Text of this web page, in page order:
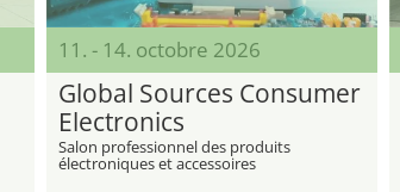
11. - 14. octobre 2026
Global Sources Consumer
Electronics
Salon professionnel des produits
électroniques et accessoires